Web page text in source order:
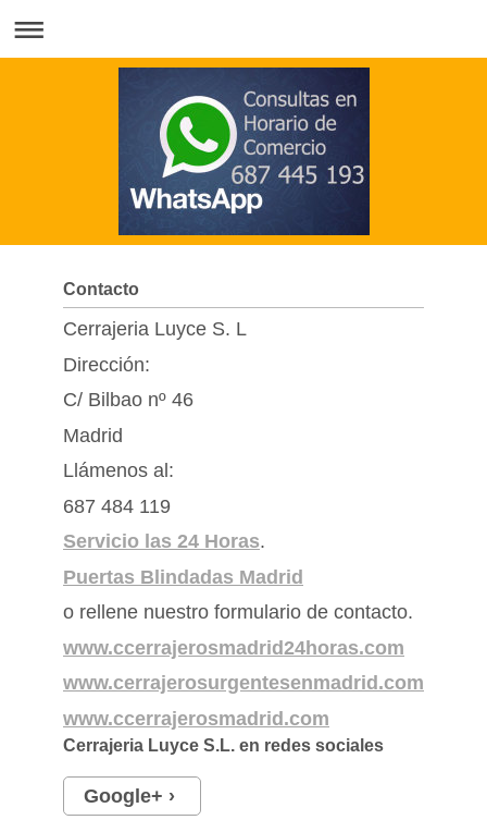
Contacto
Cerrajeria Luyce S. L
Dirección:
C/ Bilbao nº 46
Madrid
Llámenos al:
687 484 119
Servicio las 24 Horas.
Puertas Blindadas Madrid
o rellene nuestro formulario de contacto.
www.ccerrajerosmadrid24horas.com
www.cerrajerosurgentesenmadrid.com
www.ccerrajerosmadrid.com
Cerrajeria Luyce S.L. en redes sociales
Google+